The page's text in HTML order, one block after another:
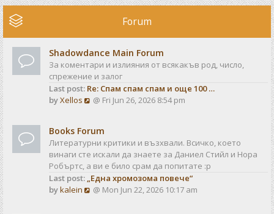
Forum
Shadowdance Main Forum
За коментари и излияния от всякакъв род, число,
спрежение и залог
Last post: Re: Спам спам спам и още 100 …
byXellos
V
w
t
h
e
l
a
@ Fri Jun 26, 2026 8:54 pm
Books Forum
Литературни критики и възхвали. Всичко, което
винаги сте искали да знаете за Даниел Стийл и Нора
Робъртс, а ви е било срам да попитате :р
Last post: „Една хромозома повече“
bykalein
V@ Mon Jun 22, 2026 10:17 am